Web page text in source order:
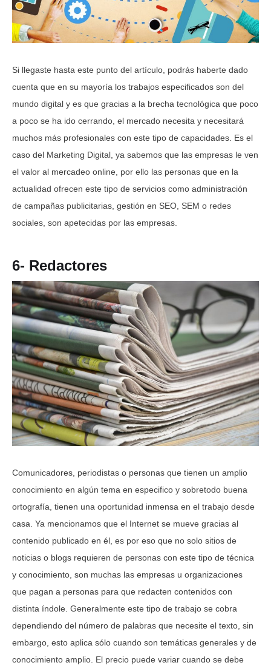
Si llegaste hasta este punto del artículo, podrás haberte dado
cuenta que en su mayoría los trabajos especificados son del
mundo digital y es que gracias a la brecha tecnológica que poco
a poco se ha ido cerrando, el mercado necesita y necesitará
muchos más profesionales con este tipo de capacidades. Es el
caso del Marketing Digital, ya sabemos que las empresas le ven
el valor al mercadeo online, por ello las personas que en la
actualidad ofrecen este tipo de servicios como administración
de campañas publicitarias, gestión en SEO, SEM o redes
sociales, son apetecidas por las empresas.
6- Redactores
Comunicadores, periodistas o personas que tienen un amplio
conocimiento en algún tema en especifico y sobretodo buena
ortografía, tienen una oportunidad inmensa en el trabajo desde
casa. Ya mencionamos que el Internet se mueve gracias al
contenido publicado en él, es por eso que no solo sitios de
noticias o blogs requieren de personas con este tipo de técnica
y conocimiento, son muchas las empresas u organizaciones
que pagan a personas para que redacten contenidos con
distinta índole. Generalmente este tipo de trabajo se cobra
dependiendo del número de palabras que necesite el texto, sin
embargo, esto aplica sólo cuando son temáticas generales y de
conocimiento amplio. El precio puede variar cuando se debe